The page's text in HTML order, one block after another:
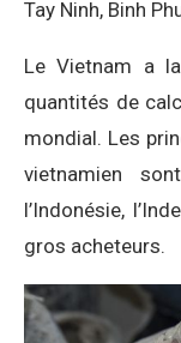
Tay Ninh, Binh
Le Vietnam a
quantités de
mondial. Les
vietnamien
l’Indonésie,
gros acheteurs.